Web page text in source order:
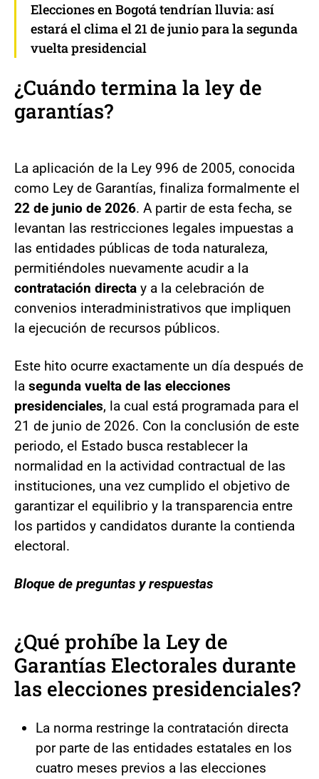
Elecciones en Bogotá tendrían lluvia: así
estará el clima el 21 de junio para la segunda
vuelta presidencial
¿Cuándo termina la ley de
garantías?
La aplicación de la Ley 996 de 2005, conocida
como Ley de Garantías, finaliza formalmente el
22 de junio de 2026. A partir de esta fecha, se
levantan las restricciones legales impuestas a
las entidades públicas de toda naturaleza,
permitiéndoles nuevamente acudir a la
contratación directa y a la celebración de
convenios interadministrativos que impliquen
la ejecución de recursos públicos.
Este hito ocurre exactamente un día después de
la segunda vuelta de las elecciones
presidenciales, la cual está programada para el
21 de junio de 2026. Con la conclusión de este
periodo, el Estado busca restablecer la
normalidad en la actividad contractual de las
instituciones, una vez cumplido el objetivo de
garantizar el equilibrio y la transparencia entre
los partidos y candidatos durante la contienda
electoral.
Bloque de preguntas y respuestas
¿Qué prohíbe la Ley de
Garantías Electorales durante
las elecciones presidenciales?
La norma restringe la contratación directa
por parte de las entidades estatales en los
cuatro meses previos a las elecciones